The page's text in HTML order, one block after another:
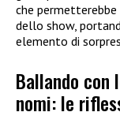
che
dello show,
elemento di
Ballando
nomi: le